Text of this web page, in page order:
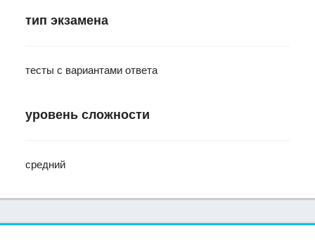
тип экзамена
тесты с вариантами ответа
уровень сложности
средний